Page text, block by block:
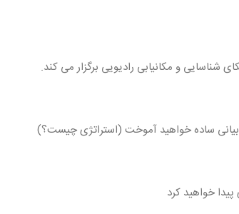
و مکانیابی رادیویی برگزار می کند.
ساده خواهید آموخت (استراتژی چیست؟)
خواهید کرد